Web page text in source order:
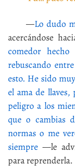
—Lo dudo
acercándose
comedor
rebuscando
esto. He sido
el ama de
peligro a los
que o cambias
normas o me
siempre —le
para reprenderla.